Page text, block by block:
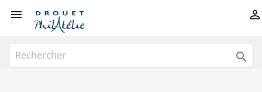
 
